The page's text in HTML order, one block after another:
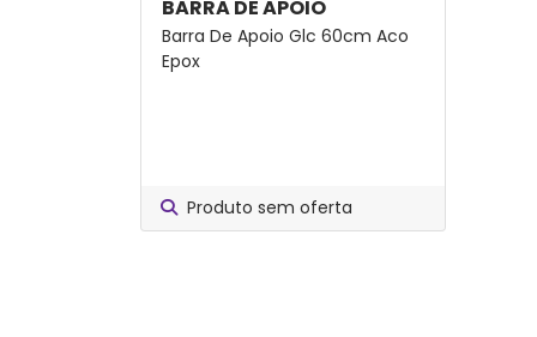
BARRA DE APOIO
Barra De Apoio Glc 60cm Aco
Epox
Produto sem oferta